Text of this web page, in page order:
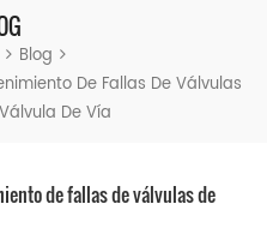
Blog
De Fallas De Válvulas
De Vía
de fallas de válvulas de